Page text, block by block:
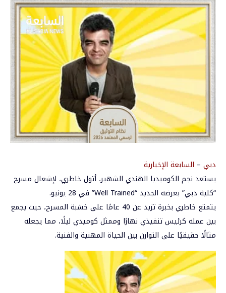
دبي – السابعة الإخبارية
يستعد نجم الكوميديا الهندي الشهير، أتول خاطري، لإشعال مسرح
“كلية دبي” بعرضه الجديد “Well Trained” في 28 يونيو.
يتمتع خاطري بخبرة تزيد عن 40 عامًا على خشبة المسرح، حيث يجمع
بين عمله كرئيس تنفيذي نهارًا وممثل كوميدي ليلًا، مما يجعله
مثالًا حقيقيًا على التوازن بين الحياة المهنية والفنية.